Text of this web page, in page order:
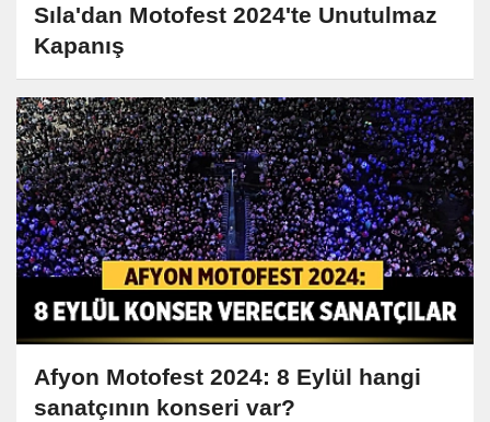
Sıla'dan Motofest 2024'te Unutulmaz
Kapanış
Afyon Motofest 2024: 8 Eylül hangi
sanatçının konseri var?